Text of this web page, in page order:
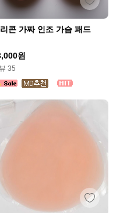
콘 가짜 인조 가슴 패드
원
35